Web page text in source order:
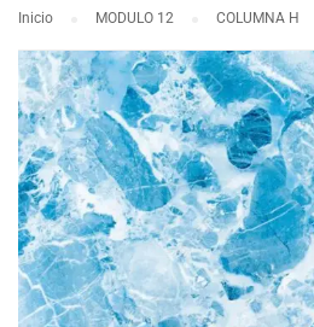
Inicio MODULO 12 COLUMNA H